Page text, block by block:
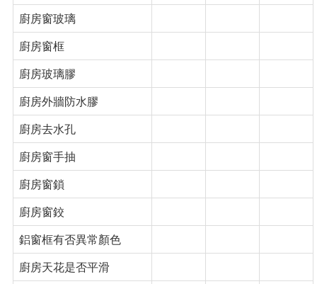
廚房窗玻璃
廚房窗框
廚房玻璃膠
廚房外牆防水膠
廚房去水孔
廚房窗手抽
廚房窗鎖
廚房窗鉸
鋁窗框有否異常顏色
廚房天花是否平滑